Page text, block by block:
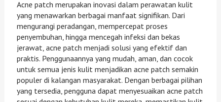
Acne patch merupakan inovasi dalam perawatan kulit
yang menawarkan berbagai manfaat signifikan. Dari
mengurangi peradangan, mempercepat proses
penyembuhan, hingga mencegah infeksi dan bekas
jerawat, acne patch menjadi solusi yang efektif dan
praktis. Penggunaannya yang mudah, aman, dan cocok
untuk semua jenis kulit menjadikan acne patch semakin
populer di kalangan masyarakat. Dengan berbagai pilihan
yang tersedia, pengguna dapat menyesuaikan acne patch